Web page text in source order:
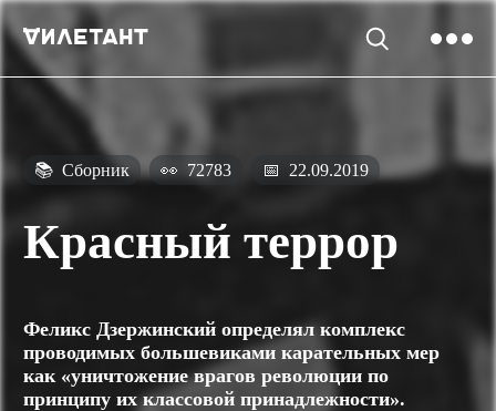
📚 Сборник 👀 72783 📅 22.09.2019
Красный террор
Феликс Дзержинский определял комплекс
проводимых большевиками карательных мер
как «уничтожение врагов революции по
принципу их классовой принадлежности».